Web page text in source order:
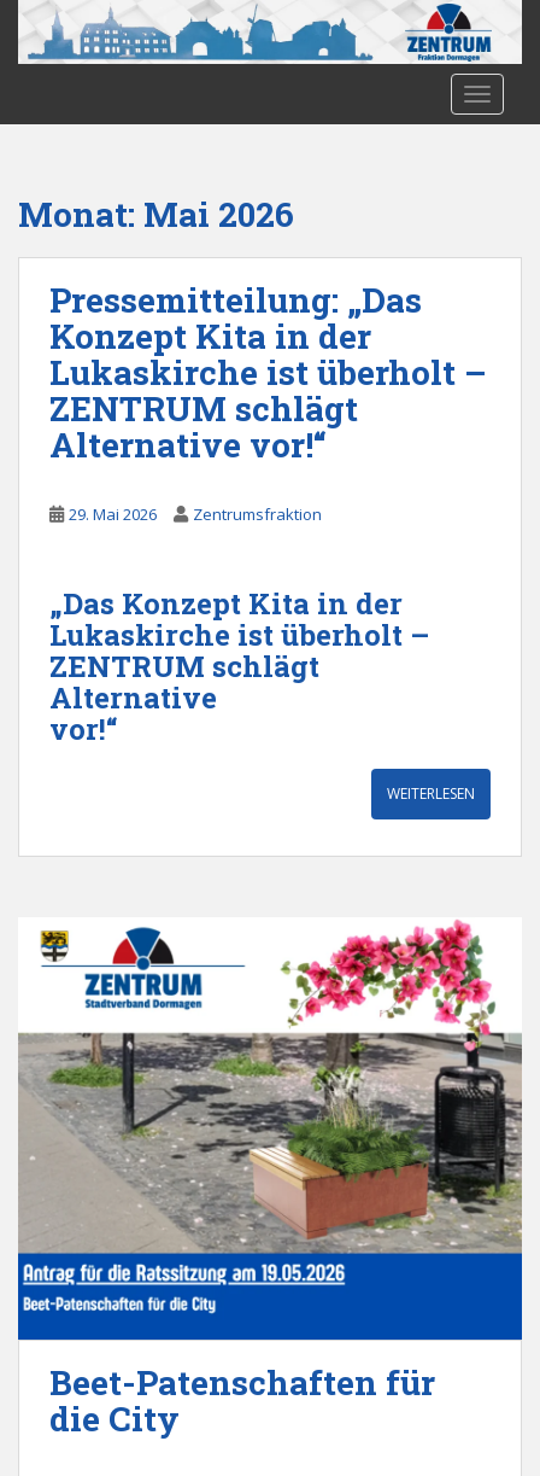
t
Monat: Mai 2026
Pressemitteilung: „Das
Konzept Kita in der
Lukaskirche ist überholt –
ZENTRUM schlägt
Alternative vor!“
29. Mai 2026 Zentrumsfraktion
„Das Konzept Kita in der
Lukaskirche ist überholt –
ZENTRUM schlägt
Alternative
vor!“
WEITERLESEN
Beet-Patenschaften für
die City